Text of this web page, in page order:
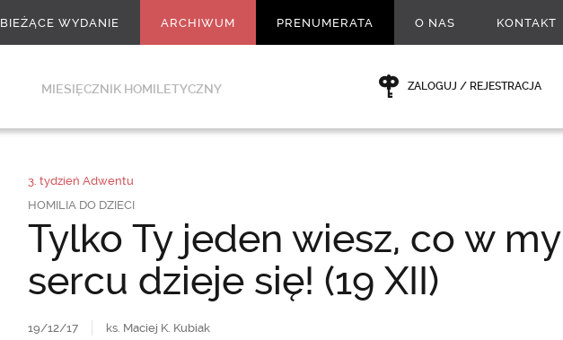
BIEŻĄCE WYDANIE ARCHIWUM PRENUMERATA O NAS KONTAKT
MIESIĘCZNIK HOMILETYCZNY ZALOGUJ / REJESTRACJA
3. tydzień Adwentu
HOMILIA DO DZIECI
Tylko Ty jeden wiesz, co w
sercu dzieje się! (19 XII)
19/12/17 ks. Maciej K. Kubiak